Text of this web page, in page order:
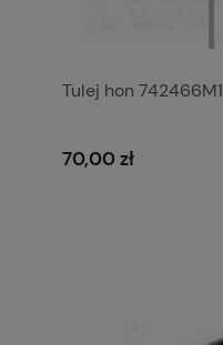
Tulej hon 742466M1
70,00 zł